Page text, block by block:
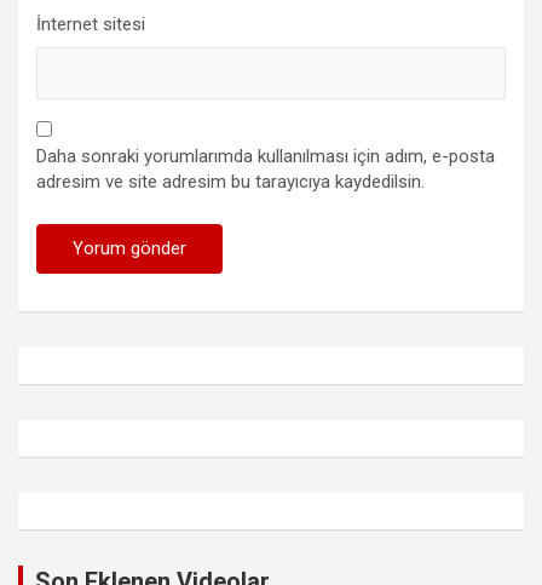
İnternet sitesi
Daha sonraki yorumlarımda kullanılması için adım, e-posta
adresim ve site adresim bu tarayıcıya kaydedilsin.